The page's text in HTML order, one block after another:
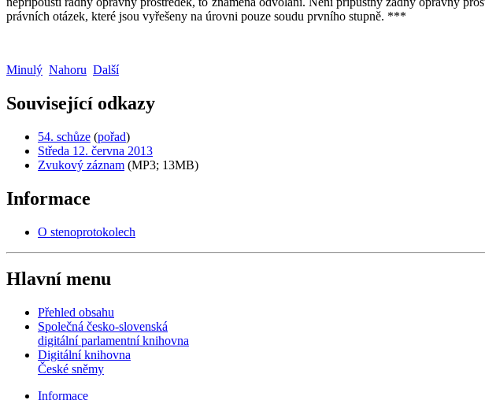
právních otázek, které jsou vyřešeny na úrovni pouze soudu prvního stupně. ***
Minulý Nahoru Další
Související odkazy
54. schůze (pořad)
Středa 12. června 2013
Zvukový záznam (MP3; 13MB)
Informace
O stenoprotokolech
Hlavní menu
Přehled obsahu
Společná česko-slovenská
digitální parlamentní knihovna
Digitální knihovna
České sněmy
Informace